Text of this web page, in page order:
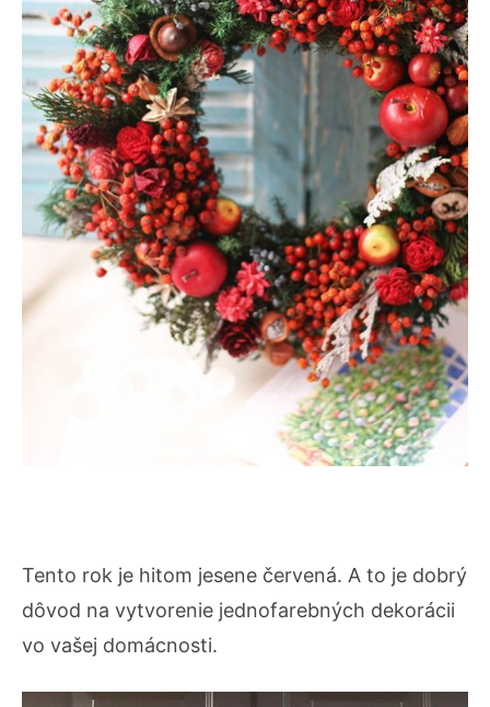
Tento rok je hitom jesene červená. A to je dobrý
dôvod na vytvorenie jednofarebných dekorácii
vo vašej domácnosti.